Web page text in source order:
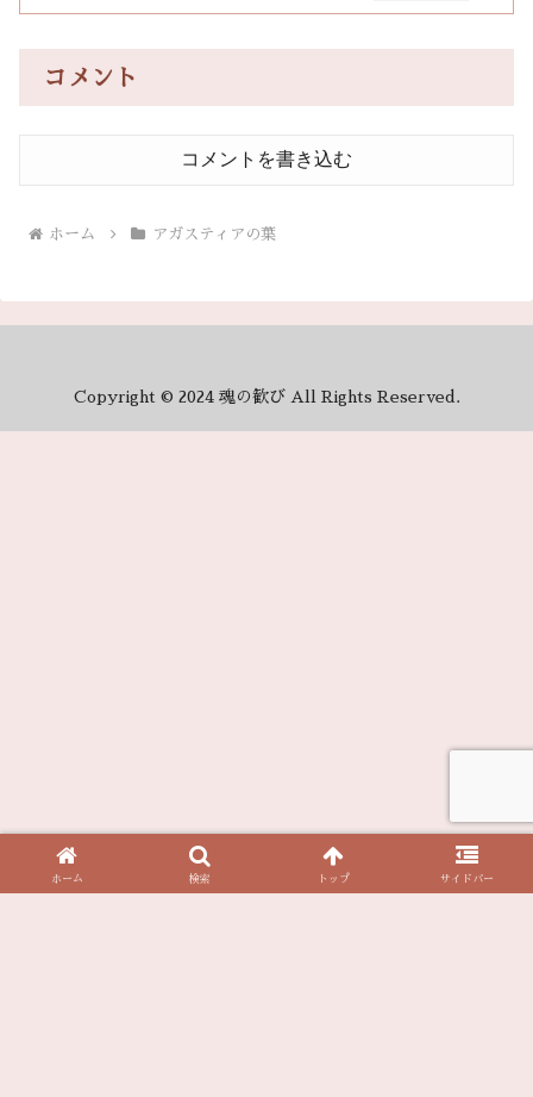
コメント
コメントを書き込む
ホーム アガスティアの葉
Copyright © 2024 魂の歓び All Rights Reserved.
ホーム 検索 トップ サイドバー